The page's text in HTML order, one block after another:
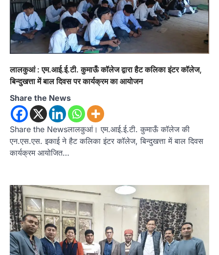
लालकुआं : एम.आई.ई.टी. कुमाऊँ कॉलेज द्वारा हैट कलिका इंटर कॉलेज,
बिन्दुखत्ता में बाल दिवस पर कार्यक्रम का आयोजन
Share the News
Share the Newsलालकुआं। एम.आई.ई.टी. कुमाऊँ कॉलेज की
एन.एस.एस. इकाई ने हैट कलिका इंटर कॉलेज, बिन्दुखत्ता में बाल दिवस
कार्यक्रम आयोजित…
2
उत्तराखण्ड कुमाऊं ख़बरें
हल्द्वानी में खड़गे का हुंकार, नौकरियों से लेकर
संविधान और भ्रष्टाचार तक भाजपा को घेरा
Admin August 8, 2026
3
उत्तराखण्ड कुमाऊं ख़बरें नैनीताल
खड़गे की रैली से पहले हल्द्वानी में सियासी
घमासान, एसएसपी कार्यालय में धरने पर बैठे
कांग्रेस कार्यकर्ताओं की बसें रोकने का आरोप, एसएसपी
ऑफिस में धरने पर बैठे गोदियाल और…
अल्मोड़ा कुमाऊं ख़बरें धार्मिक
मानिला देवी मंदिर में श्रीमद्भागवत कथा के चतुर्थ
दिवस धूमधाम से मनाया गया श्रीकृष्ण जन्मोत्सव,
राज्य मंत्री कैलाश पंत ने किया कथा श्रवण